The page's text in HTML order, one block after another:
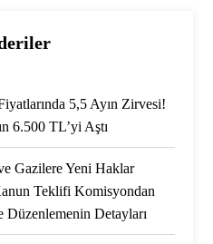
5,5 Ayın Zirvesi!
6.500 TL’yi Aştı
Gazilere Yeni Haklar
Teklifi Komisyondan
Düzenlemenin Detayları